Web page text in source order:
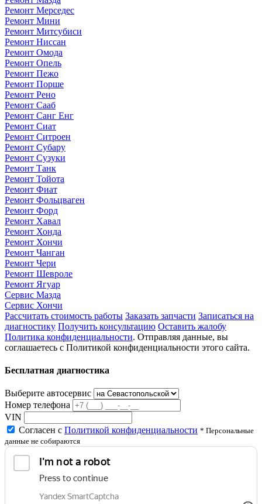
Ремонт Мерседес
Ремонт Мини
Ремонт Митсубиси
Ремонт Ниссан
Ремонт Омода
Ремонт Опель
Ремонт Пежо
Ремонт Порше
Ремонт Рено
Ремонт Сааб
Ремонт Санг Енг
Ремонт Сиат
Ремонт Ситроен
Ремонт Субару
Ремонт Сузуки
Ремонт Танк
Ремонт Тойота
Ремонт Фиат
Ремонт Фольцваген
Ремонт Форд
Ремонт Хавал
Ремонт Хонда
Ремонт Хончи
Ремонт Чанган
Ремонт Чери
Ремонт Шевроле
Ремонт Ягуар
Сервис Мазда
Сервис Хончи
Рассчитать стоимость работы Заказать запчасти Записаться на
диагностику Получить консультацию Оставить жалобу
Политика конфиденциальности. Отправляя данные, вы
соглашаетесь с Политикой конфиденциальности этого сайта.
Бесплатная диагностика
Выберите автосервис
Номер телефона
VIN
Согласен с Политикой конфиденциальности * Персональные
данные не собираются